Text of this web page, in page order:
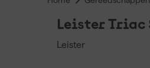
Leister
Leister